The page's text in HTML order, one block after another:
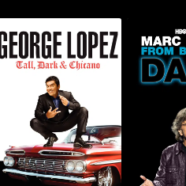
بليك تو
جورج لوبيز: تول، دارك اند
شيكانو